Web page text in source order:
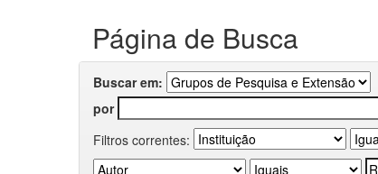
Página de Busca
Buscar em:
por
Filtros correntes: